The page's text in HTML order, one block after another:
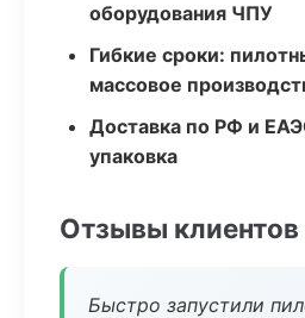
оборудования ЧПУ
Гибкие сроки:
массовое
Доставка по РФ и
упаковка
Отзывы клиентов
Быстро запустили